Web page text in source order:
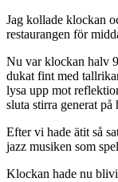
Jag kollade klockan
restaurangen för
Nu var klockan halv
dukat fint med
lysa upp mot
sluta stirra generat på
Efter vi hade ätit så
jazz musiken som
Klockan hade nu